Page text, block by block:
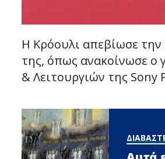
Η Κρόουλι απεβίωσε την
της, όπως ανακοίνωσε ο
& Λειτουργιών της Sony